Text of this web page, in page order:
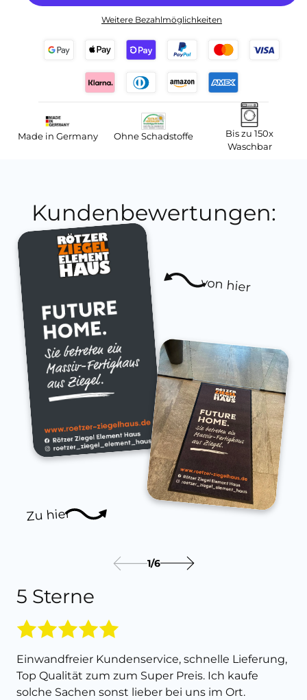
Weitere Bezahlmöglichkeiten
Made in Germany Ohne Schadstoffe
Bis zu 150x
Waschbar
Kundenbewertungen:
Zu hier
von hier
5 Sterne
Einwandfreier Kundenservice, schnelle Lieferung,
Top Qualität zum zum Super Preis. Ich kaufe
solche Sachen sonst lieber bei uns im Ort.
1/6